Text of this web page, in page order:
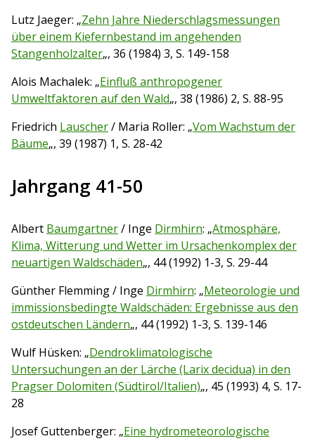
Lutz Jaeger: „Zehn Jahre Niederschlagsmessungen
über einem Kiefernbestand im angehenden
Stangenholzalter„, 36 (1984) 3, S. 149-158
Alois Machalek: „Einfluß anthropogener
Umweltfaktoren auf den Wald„, 38 (1986) 2, S. 88-95
Friedrich Lauscher/ Maria Roller: „Vom Wachstum der
Bäume„, 39 (1987) 1, S. 28-42
Jahrgang 41-50
Albert Baumgartner/ Inge Dirmhirn: „Atmosphäre,
Klima, Witterung und Wetter im Ursachenkomplex der
neuartigen Waldschäden„, 44 (1992) 1-3, S. 29-44
Günther Flemming / Inge Dirmhirn: „Meteorologie und
immissionsbedingte Waldschäden: Ergebnisse aus den
ostdeutschen Ländern„, 44 (1992) 1-3, S. 139-146
Wulf Hüsken: „Dendroklimatologische
Untersuchungen an der Lärche (Larix decidua) in den
Pragser Dolomiten (Südtirol/Italien)„, 45 (1993) 4, S. 17-
28
Josef Guttenberger: „Eine hydrometeorologische